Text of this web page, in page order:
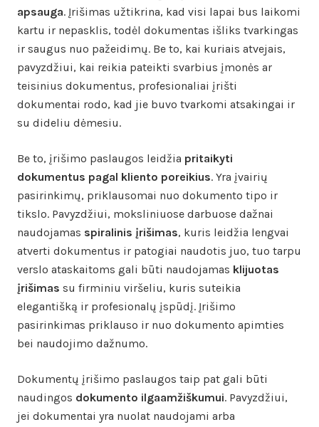
apsauga. Įrišimas užtikrina, kad visi lapai bus laikomi
kartu ir nepasklis, todėl dokumentas išliks tvarkingas
ir saugus nuo pažeidimų. Be to, kai kuriais atvejais,
pavyzdžiui, kai reikia pateikti svarbius įmonės ar
teisinius dokumentus, profesionaliai įrišti
dokumentai rodo, kad jie buvo tvarkomi atsakingai ir
su dideliu dėmesiu.
Be to, įrišimo paslaugos leidžia pritaikyti
dokumentus pagal kliento poreikius. Yra įvairių
pasirinkimų, priklausomai nuo dokumento tipo ir
tikslo. Pavyzdžiui, moksliniuose darbuose dažnai
naudojamas spiralinis įrišimas, kuris leidžia lengvai
atverti dokumentus ir patogiai naudotis juo, tuo tarpu
verslo ataskaitoms gali būti naudojamas klijuotas
įrišimas su firminiu viršeliu, kuris suteikia
elegantišką ir profesionalų įspūdį. Įrišimo
pasirinkimas priklauso ir nuo dokumento apimties
bei naudojimo dažnumo.
Dokumentų įrišimo paslaugos taip pat gali būti
naudingos dokumento ilgaamžiškumui. Pavyzdžiui,
jei dokumentai yra nuolat naudojami arba